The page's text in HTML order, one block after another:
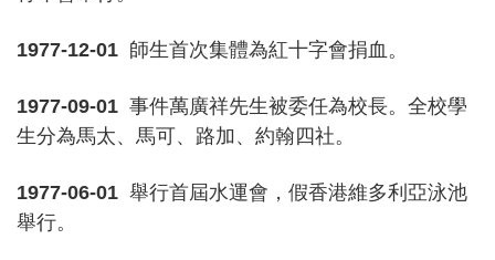
1977-12-01 師生首次集體為紅十字會捐血。
1977-09-01 事件萬廣祥先生被委任為校長。全校學
生分為馬太、馬可、路加、約翰四社。
1977-06-01 舉行首屆水運會，假香港維多利亞泳池
舉行。